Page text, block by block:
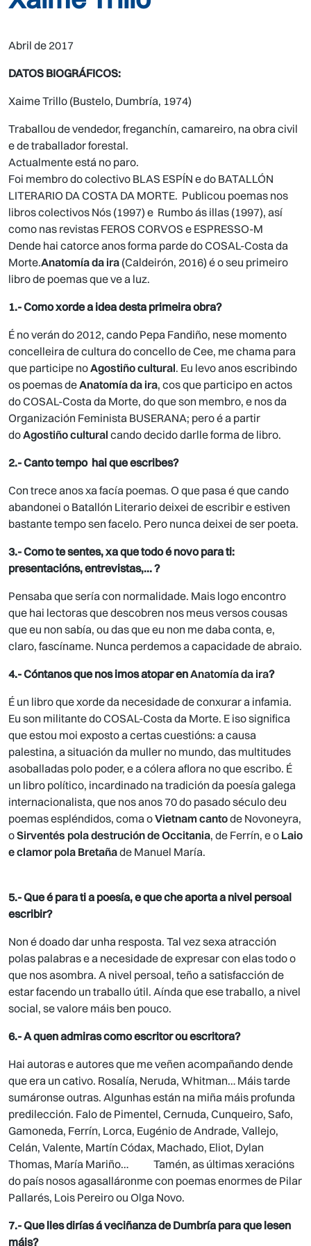
Abril de 2017
DATOS BIOGRÁFICOS:
Xaime Trillo (Bustelo, Dumbría, 1974)
Traballou de vendedor, freganchín, camareiro, na obra civil
e de traballador forestal.
Actualmente está no paro.
Foi membro do colectivo BLAS ESPÍN e do BATALLÓN
LITERARIO DA COSTA DA MORTE. Publicou poemas nos
libros colectivos Nós (1997) e Rumbo ás illas (1997), así
como nas revistas FEROS CORVOS e ESPRESSO-M
Dende hai catorce anos forma parde do COSAL-Costa da
Morte.Anatomía da ira (Caldeirón, 2016) é o seu primeiro
libro de poemas que ve a luz.
1.- Como xorde a idea desta primeira obra?
É no verán do 2012, cando Pepa Fandiño, nese momento
concelleira de cultura do concello de Cee, me chama para
que participe noAgostiño cultural. Eu levo anos escribindo
os poemas deAnatomía da ira, cos que participo en actos
do COSAL-Costa da Morte, do que son membro, e nos da
Organización Feminista BUSERANA; pero é a partir
doAgostiño cultural cando decido darlle forma de libro.
2.- Canto tempo hai que escribes?
Con trece anos xa facía poemas. O que pasa é que cando
abandonei o Batallón Literario deixei de escribir e estiven
bastante tempo sen facelo. Pero nunca deixei de ser poeta.
3.- Como te sentes, xa que todo é novo para ti:
presentacións, entrevistas,… ?
Pensaba que sería con normalidade. Mais logo encontro
que hai lectoras que descobren nos meus versos cousas
que eu non sabía, ou das que eu non me daba conta, e,
claro, fascíname. Nunca perdemos a capacidade de abraio.
4.- Cóntanos que nos imos atopar enAnatomía da ira?
É un libro que xorde da necesidade de conxurar a infamia.
Eu son militante do COSAL-Costa da Morte. E iso significa
que estou moi exposto a certas cuestións: a causa
palestina, a situación da muller no mundo, das multitudes
asoballadas polo poder, e a cólera aflora no que escribo. É
un libro político, incardinado na tradición da poesía galega
internacionalista, que nos anos 70 do pasado século deu
poemas espléndidos, coma oVietnam cantode Novoneyra,
oSirventés pola destrución de Occitania, de Ferrín, e o Laio
e clamor pola Bretañade Manuel María.
5.- Que é para ti a poesía, e que che aporta a nivel persoal
escribir?
Non é doado dar unha resposta. Tal vez sexa atracción
polas palabras e a necesidade de expresar con elas todo o
que nos asombra. A nivel persoal, teño a satisfacción de
estar facendo un traballo útil. Aínda que ese traballo, a nivel
social, se valore máis ben pouco.
6.- A quen admiras como escritor ou escritora?
Hai autoras e autores que me veñen acompañando dende
que era un cativo. Rosalía, Neruda, Whitman… Máis tarde
sumáronse outras. Algunhas están na miña máis profunda
predilección. Falo de Pimentel, Cernuda, Cunqueiro, Safo,
Gamoneda, Ferrín, Lorca, Eugénio de Andrade, Vallejo,
Celán, Valente, Martín Códax, Machado, Eliot, Dylan
Thomas, María Mariño… Tamén, as últimas xeracións
do país nosos agasalláronme con poemas enormes de Pilar
Pallarés, Lois Pereiro ou Olga Novo.
7.- Que lles dirías á veciñanza de Dumbría para que lesen
máis?